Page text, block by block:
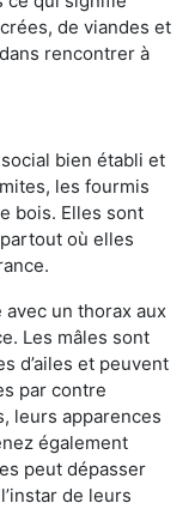
de viandes et
rencontrer à
bien établi et
les fourmis
bois. Elles sont
où elles
un thorax aux
Les mâles sont
d’ailes et peuvent
par contre
leurs apparences
également
peut dépasser
de leurs